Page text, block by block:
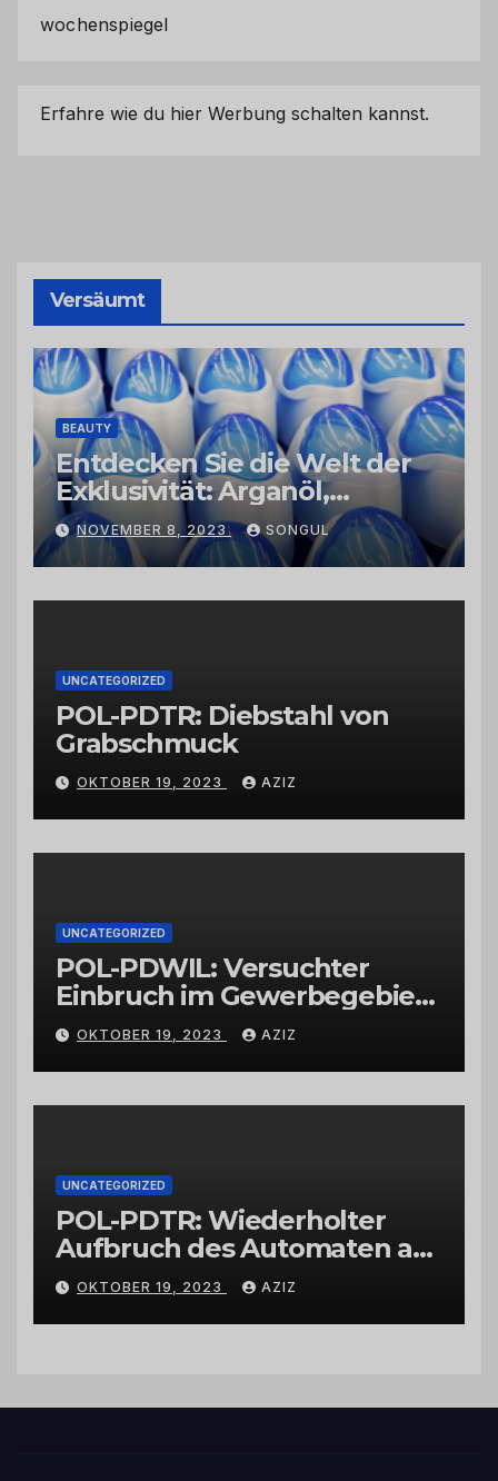
wochenspiegel
Erfahre wie du hier Werbung schalten kannst.
Versäumt
BEAUTY
Entdecken Sie die Welt der
Exklusivität: Arganöl,
Kaktusfeigenkernöl und
Schwarzkümmelöl von
vertrauenswürdigen
Großhändlern und Anbietern
NOVEMBER 8, 2023 SONGUL
UNCATEGORIZED
POL-PDTR: Diebstahl von
Grabschmuck
OKTOBER 19, 2023 AZIZ
UNCATEGORIZED
POL-PDWIL: Versuchter
Einbruch im Gewerbegebiet
Wittlich
OKTOBER 19, 2023 AZIZ
UNCATEGORIZED
POL-PDTR: Wiederholter
Aufbruch des Automaten am
Wohnmobilstellplatz in
Hermeskeil am Labachweg
OKTOBER 19, 2023 AZIZ